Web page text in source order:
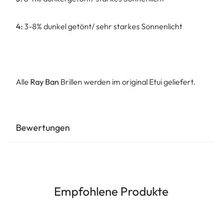
4: 3-8% dunkel getönt/ sehr starkes Sonnenlicht
Alle Ray Ban Brillen werden im original Etui geliefert.
Bewertungen
Empfohlene Produkte